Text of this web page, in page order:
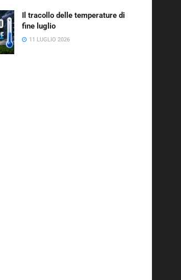
Il tracollo delle temperature di
fine luglio
11 LUGLIO 2026